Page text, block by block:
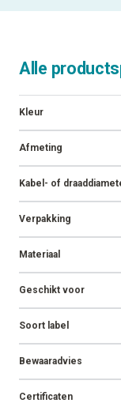
Alle
Kleur
Afmeting
Kabel- of
Verpakking
Materiaal
Geschikt voor
Soort label
Bewaaradvies
Certificaten